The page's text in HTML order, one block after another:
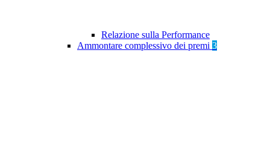
Relazione sulla Performance
Ammontare complessivo dei premi 3